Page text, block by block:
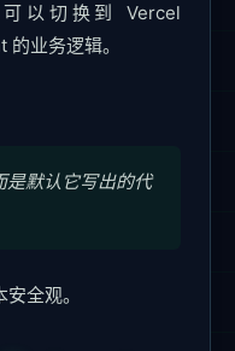
以切换到 Vercel
业务逻辑。
默认它写出的代
全观。